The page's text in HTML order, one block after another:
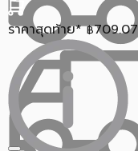
ราคาสุดท้าย* ฿709.07